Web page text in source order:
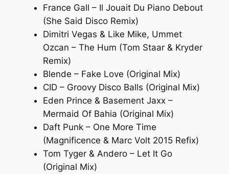
France Gall – Il Jouait Du Piano Debout
(She Said Disco Remix)
Dimitri Vegas & Like Mike, Ummet
Ozcan – The Hum (Tom Staar & Kryder
Remix)
Blende – Fake Love (Original Mix)
CID – Groovy Disco Balls (Original Mix)
Eden Prince & Basement Jaxx –
Mermaid Of Bahia (Original Mix)
Daft Punk – One More Time
(Magnificence & Marc Volt 2015 Refix)
Tom Tyger & Andero – Let It Go
(Original Mix)